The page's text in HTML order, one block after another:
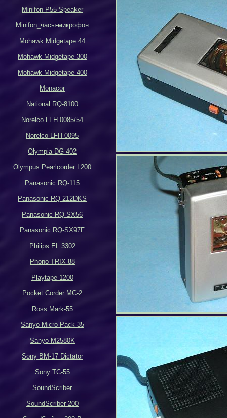
Minifon P55-Speaker
Minifon_часы-микрофон
Mohawk Midgetape 44
Mohawk Midgetape 300
Mohawk Midgetape 400
Monacor
National RQ-8100
Norelco LFH 0085/54
Norelco LFH 0095
Olympia DG 402
Olympus Pearlcorder L200
Panasonic RQ-115
Panasonic RQ-212DKS
Panasonic RQ-SX56
Panasonic RQ-SX97F
Philips EL 3302
Phono TRIX 88
Playtape 1200
Pocket Corder MC-2
Ross Mark-55
Sanyo Micro-Pack 35
Sanyo M2580K
Sony BM-17 Dictator
Sony TC-55
SoundScriber
SoundScriber 200